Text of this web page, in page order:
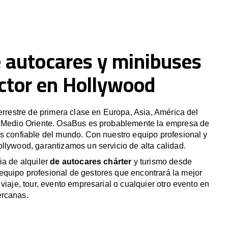
y minibuses
en Hollywood
de primera clase en Europa, Asia, América del
Oriente. OsaBus es probablemente la empresa de
confiable del mundo. Con nuestro equipo profesional y
garantizamos un servicio de alta calidad.
de alquilerde autocares chárter y turismo desde
profesional de gestores que encontrará la mejor
tour, evento empresarial o cualquier otro evento en